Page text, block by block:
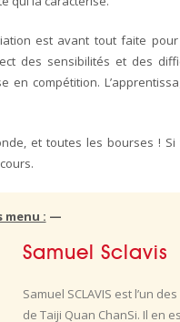
est avant tout faite
des sensibilités et des
compétition.
et toutes les bourses !
menu : —
Samuel Sclavis
Samuel SCLAVIS est l’un des membres fondateur de l’école
de Taiji Quan ChanSi. Il en